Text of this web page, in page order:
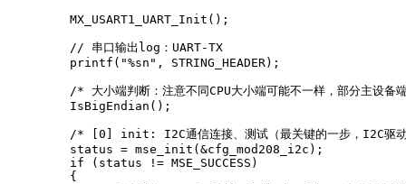
MX_USART1_UART_Init();
// 串口输出log：UART-TX
printf("%sn", STRING_HEADER);
/* 大小端判断：注意不同CPU大小端可能不一样，部分主设备
IsBigEndian();
/* [0] init: I2C通信连接、测试（最关键的一步，I2C驱
status = mse_init(&cfg_mod208_i2c);
if (status != MSE_SUCCESS)
{